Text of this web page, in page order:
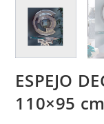
ESPEJO
110×95